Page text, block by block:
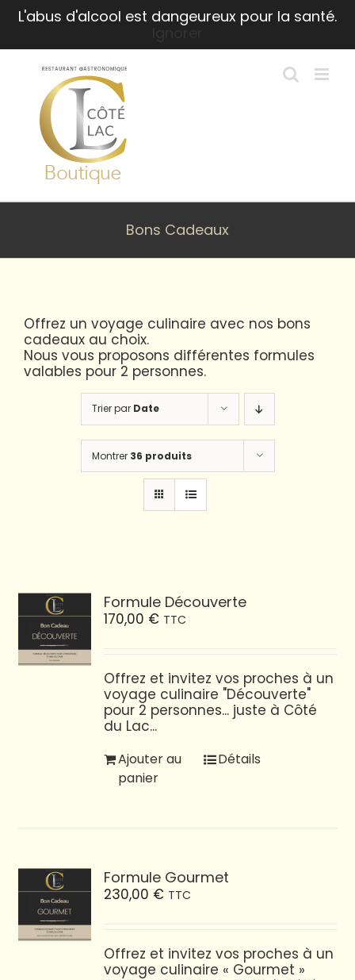
L'abus d'alcool est dangeureux pour la santé.
Passer
Bons Cadeaux
Offrez un voyage culinaire avec nos bons
cadeaux au choix.
Nous vous proposons différentes formules
valables pour 2 personnes.
Trier par Date
Montrer 36 produits
Formule Découverte
170,00 € TTC
Offrez et invitez vos proches à un
voyage culinaire "Découverte"
pour 2 personnes... juste à Côté
du Lac...
Ajouter au
panier
Détails
Formule Gourmet
230,00 € TTC
Offrez et invitez vos proches à un
voyage culinaire « Gourmet »